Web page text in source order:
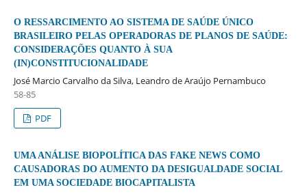
O RESSARCIMENTO AO SISTEMA DE SAÚDE ÚNICO
BRASILEIRO PELAS OPERADORAS DE PLANOS DE SAÚDE:
CONSIDERAÇÕES QUANTO À SUA
(IN)CONSTITUCIONALIDADE
José Marcio Carvalho da Silva, Leandro de Araújo Pernambuco
58-85
PDF
UMA ANÁLISE BIOPOLÍTICA DAS FAKE NEWS COMO
CAUSADORAS DO AUMENTO DA DESIGUALDADE SOCIAL
EM UMA SOCIEDADE BIOCAPITALISTA